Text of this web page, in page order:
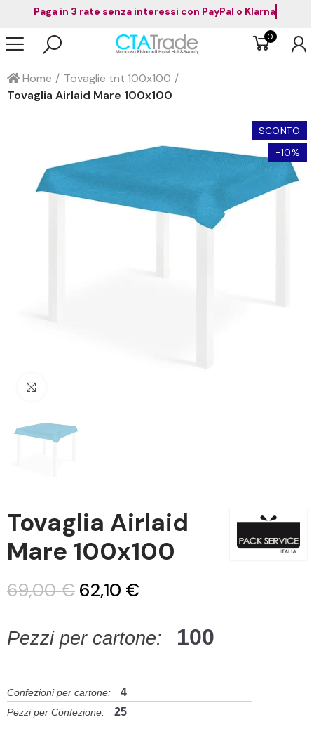
Paga in 3 rate senza interessi con PayPal o Klarna
0
Home
Tovaglie tnt 100x100
Tovaglia Airlaid Mare 100x100
SCONTO
-10%
Tovaglia Airlaid
Mare 100x100
69,00 € 62,10 €
Pezzi per cartone: 100
Confezioni per cartone: 4
Pezzi per Confezione: 25